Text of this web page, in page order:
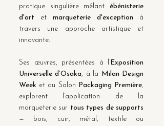
pratique singulière mêlant ébénisterie
d'art et marqueterie d'exception à
travers une approche artistique et
innovante.
Ses œuvres, présentées à l’Exposition
Universelle d’Osaka, à la Milan Design
Week et au Salon Packaging Première,
explorent l’application de la
marqueterie sur tous types de supports
— bois, cuir, métal, textile ou